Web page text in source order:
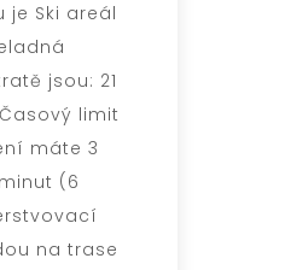
je Ski areál
jsou: 21
limit
máte 3
(6
na trase